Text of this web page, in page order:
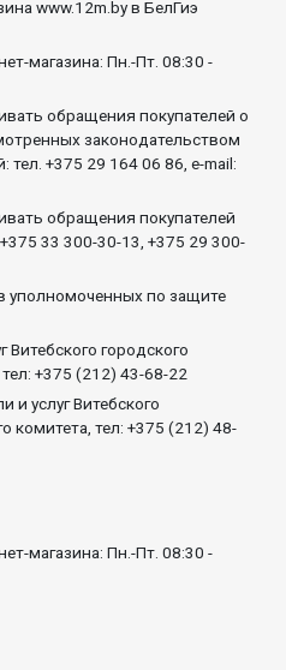
www.12m.by в БелГиэ
магазина: Пн.-Пт. 08:30 -
обращения покупателей о
законодательством
тел. +375 29 164 06 86, e-mail:
обращения покупателей
33 300-30-13, +375 29 300-
уполномоченных по защите
Витебского городского
+375 (212) 43-68-22
и услуг Витебского
комитета, тел: +375 (212) 48-
магазина: Пн.-Пт. 08:30 -